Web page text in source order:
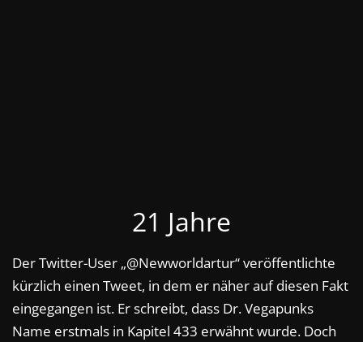
21 Jahre
Der Twitter-User „@Newworldartur“ veröffentlichte
kürzlich einen Tweet, in dem er näher auf diesen Fakt
eingegangen ist. Er schreibt, dass Dr. Vegapunks
Name erstmals in Kapitel 433 erwähnt wurde. Doch